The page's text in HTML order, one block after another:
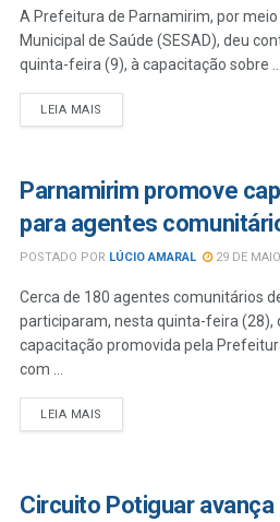
A Prefeitura de Parnamirim, por
Municipal de Saúde (SESAD), deu
quinta-feira (9), à capacitação sobre ...
LEIA MAIS
Parnamirim promove
para agentes
POSTADO POR LÚCIO AMARAL 29 DE
Cerca de 180 agentes comunitários
participaram, nesta quinta-feira (28),
capacitação promovida pela
com ...
LEIA MAIS
Circuito Potiguar avança